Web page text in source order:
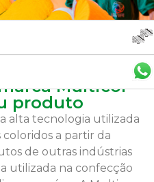
Multicor
produto
alta tecnologia utilizada
a partir da
de outras indústrias
utilizada na confecção